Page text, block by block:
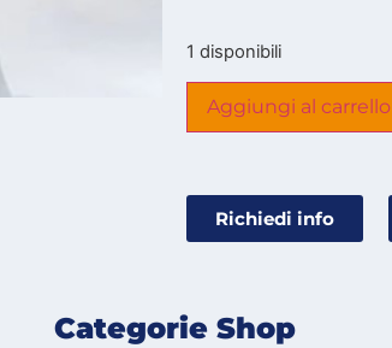
1 disponibili
Aggiungi al carrello
Richiedi info
Categorie Shop